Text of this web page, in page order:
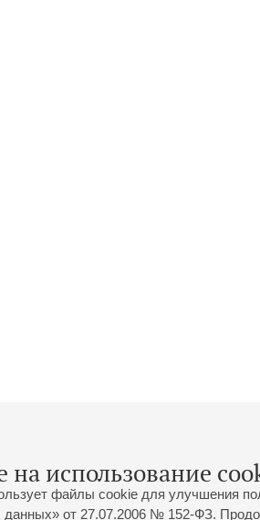
на использование
файлы cookie для улучшения
данных» от 27.07.2006 № 152-ФЗ.